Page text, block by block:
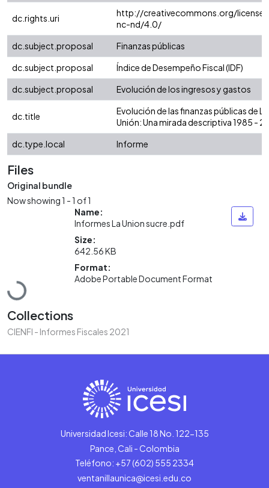
dc.rights.uri
http://creativecommons.org/
nc-nd/4.0/
dc.subject.proposal
Finanzas públicas
dc.subject.proposal
Índice de Desempeño Fiscal (IDF)
dc.subject.proposal
Evolución de los ingresos y gastos
dc.title
Evolución de las finanzas públicas de La
Unión: Una mirada descriptiva 1985 -
dc.type.local
Informe
Files
Original bundle
Now showing1 - 1 of 1
Loading...
Name:
Informes La Union sucre.pdf
Size:
642.56 KB
Format:
Adobe Portable Document Format
Collections
CIENFI - Informes Fiscales 2021
Universidad Icesi: Calle 18 No. 122-135
Pance, Cali - Colombia
Teléfono: +57 (602) 555 2334
ventanillaunica@icesi.edu.co